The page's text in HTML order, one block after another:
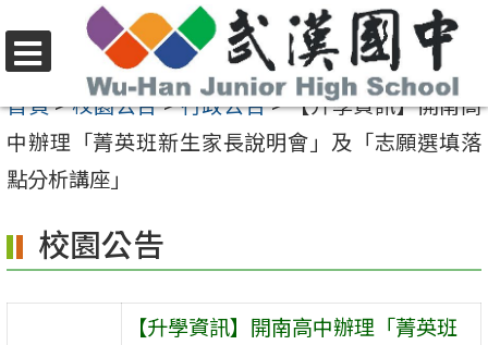
至
要
內
區
選
單
首頁>校園公告>行政公告>【升學資訊】開南高
中辦理「菁英班新生家長說明會」及「志願選填落
點分析講座」
校園公告
【升學資訊】開南高中辦理「菁英班